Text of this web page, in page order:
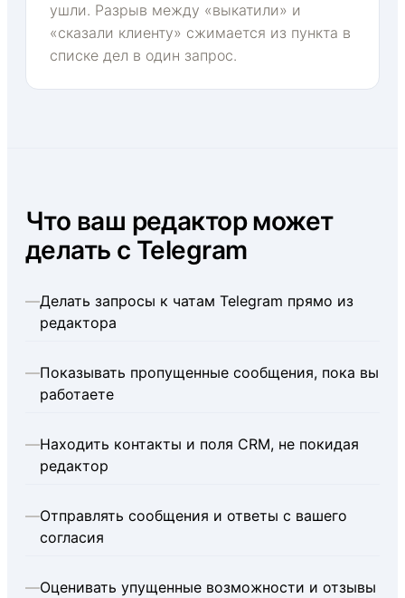
ушли. Разрыв между «выкатили» и
«сказали клиенту» сжимается из пункта в
списке дел в один запрос.
Что ваш редактор может
делать с Telegram
—Делать запросы к чатам Telegram прямо из
редактора
—Показывать пропущенные сообщения, пока вы
работаете
—Находить контакты и поля CRM, не покидая
редактор
—Отправлять сообщения и ответы с вашего
согласия
—Оценивать упущенные возможности и отзывы